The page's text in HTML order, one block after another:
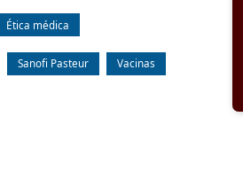
Ética médica
Sanofi Pasteur Vacinas